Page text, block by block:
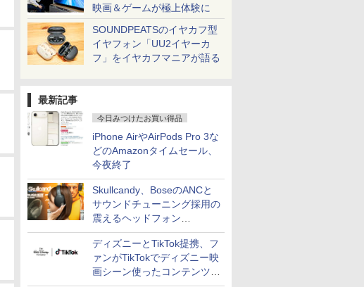
映画＆ゲームが極上体験に
SOUNDPEATSのイヤカフ型
イヤフォン「UU2イヤーカ
フ」をイヤカフマニアが語る
最新記事
今日みつけたお買い得品
iPhone AirやAirPods Pro 3な
どのAmazonタイムセール、
今夜終了
Skullcandy、BoseのANCと
サウンドチューニング採用の
震えるヘッドフォン
「Crusher 1080 ANC」
ディズニーとTikTok提携、フ
ァンがTikTokでディズニー映
画シーン使ったコンテンツ制